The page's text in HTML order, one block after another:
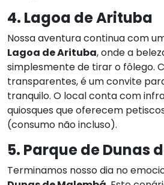
4. Lagoa de Arituba
Nossa aventura continua com
Lagoa de Arituba, onde a
simplesmente de tirar o fôlego.
transparentes, é um convite
tranquilo. O local conta com
quiosques que oferecem
(consumo não incluso).
5. Parque de Dunas
Terminamos nosso dia no